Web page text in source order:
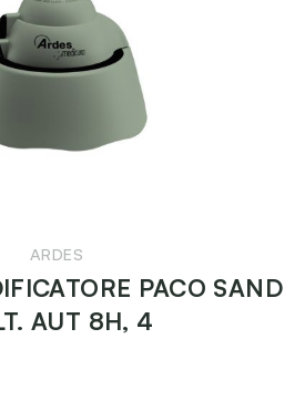
ARDES
PACO SAND
AUT 8H, 4